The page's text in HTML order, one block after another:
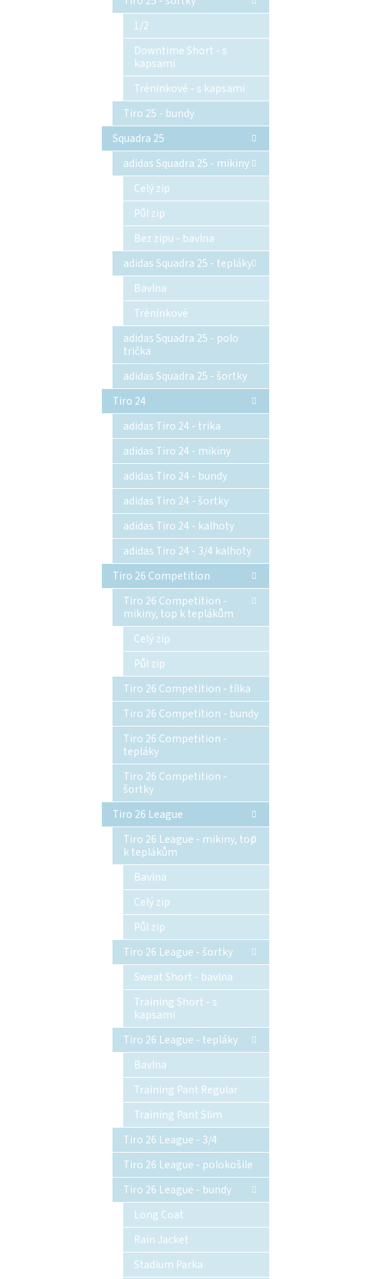
1/2
Downtime Short - s
kapsami
Tréninkové - s kapsami
Tiro 25 - bundy
Squadra 25
adidas Squadra 25 - mikiny
Celý zip
Půl zip
Bez zipu - bavlna
adidas Squadra 25 - tepláky
Bavlna
Tréninkové
adidas Squadra 25 - polo
trička
adidas Squadra 25 - šortky
Tiro 24
adidas Tiro 24 - trika
adidas Tiro 24 - mikiny
adidas Tiro 24 - bundy
adidas Tiro 24 - šortky
adidas Tiro 24 - kalhoty
adidas Tiro 24 - 3/4 kalhoty
Tiro 26 Competition
Tiro 26 Competition -
mikiny, top k teplákům
Celý zip
Půl zip
Tiro 26 Competition - tílka
Tiro 26 Competition - bundy
Tiro 26 Competition -
tepláky
Tiro 26 Competition -
šortky
Tiro 26 League
Tiro 26 League - mikiny, top
k teplákům
Bavlna
Celý zip
Půl zip
Tiro 26 League - šortky
Sweat Short - bavlna
Training Short - s
kapsami
Tiro 26 League - tepláky
Bavlna
Training Pant Regular
Training Pant Slim
Tiro 26 League - 3/4
Tiro 26 League - polokošile
Tiro 26 League - bundy
Long Coat
Rain Jacket
Stadium Parka